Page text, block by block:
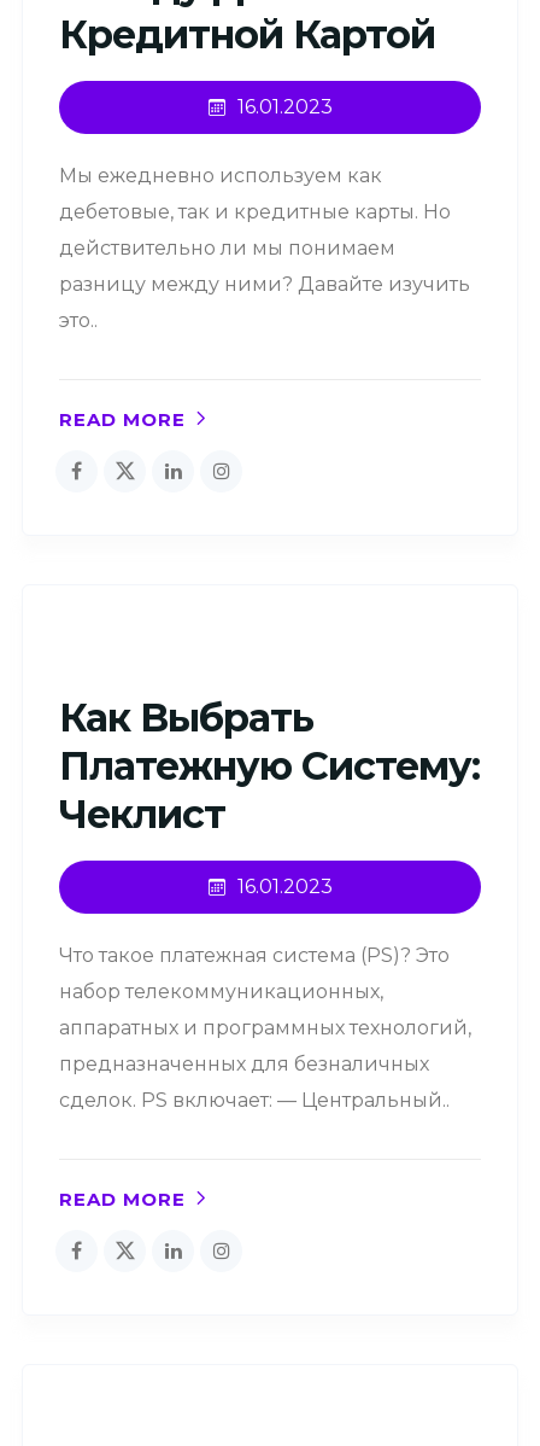
Кредитной Картой
16.01.2023
Мы ежедневно используем как
дебетовые, так и кредитные карты. Но
действительно ли мы понимаем
разницу между ними? Давайте изучить
это..
READ MORE
Как Выбрать
Платежную Систему:
Чеклист
16.01.2023
Что такое платежная система (PS)? Это
набор телекоммуникационных,
аппаратных и программных технологий,
предназначенных для безналичных
сделок. PS включает: — Центральный..
READ MORE